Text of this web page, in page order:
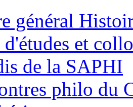
général
d'études et
de la SAPHI
philo du